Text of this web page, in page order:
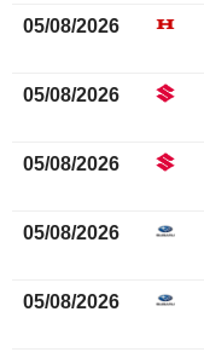
05/08/2026
05/08/2026
05/08/2026
05/08/2026
05/08/2026